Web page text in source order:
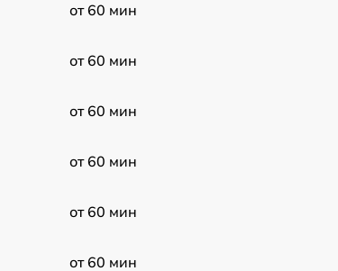
от 60 мин
от 60 мин
от 60 мин
от 60 мин
от 60 мин
от 60 мин